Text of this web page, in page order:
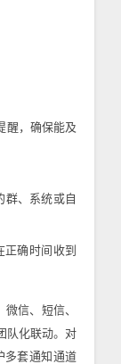
醒，确保能及
群、系统或自
确时间收到
信、短信、
队化联动。对
多套通知通道